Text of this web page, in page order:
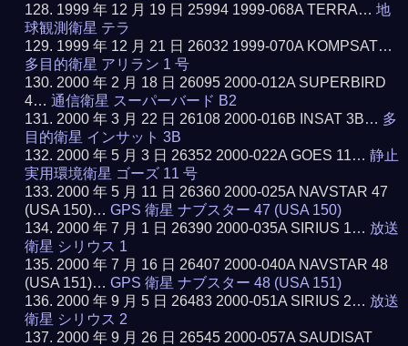
1999 年 12 月 19 日 25994 1999-068A TERRA…地
球観測衛星 テラ
1999 年 12 月 21 日 26032 1999-070A KOMPSAT…
多目的衛星 アリラン 1 号
2000 年 2 月 18 日 26095 2000-012A SUPERBIRD
4…通信衛星 スーパーバード B2
2000 年 3 月 22 日 26108 2000-016B INSAT 3B… 多
目的衛星 インサット 3B
2000 年 5 月 3 日 26352 2000-022A GOES 11…静止
実用環境衛星 ゴーズ 11 号
2000 年 5 月 11 日 26360 2000-025A NAVSTAR 47
(USA 150)…GPS 衛星 ナブスター 47 (USA 150)
2000 年 7 月 1 日 26390 2000-035A SIRIUS 1… 放送
衛星 シリウス 1
2000 年 7 月 16 日 26407 2000-040A NAVSTAR 48
(USA 151)…GPS 衛星 ナブスター 48 (USA 151)
2000 年 9 月 5 日 26483 2000-051A SIRIUS 2… 放送
衛星 シリウス 2
2000 年 9 月 26 日 26545 2000-057A SAUDISAT